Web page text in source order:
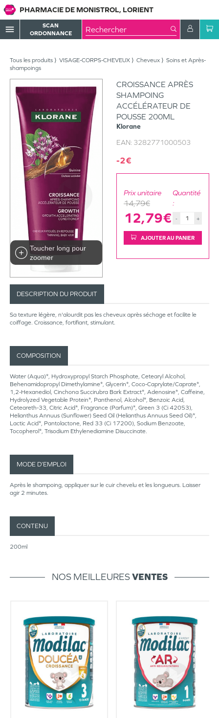
PHARMACIE DE MONISTROL, LORIENT
menu
SCAN
ORDONNANCE
Tous les produits VISAGE-CORPS-CHEVEUX Cheveux
Soins et Après-
shampoings
Toucher long pour
zoomer
CROISSANCE APRÈS
SHAMPOING
ACCÉLÉRATEUR DE
POUSSE 200ML
Klorane
EAN: 3282771000503
-2€
Prix unitaire
14,79€
12,79€
Quantité
:
- +
AJOUTER AU PANIER
DESCRIPTION DU PRODUIT
Sa texture légère, n'alourdit pas les cheveux après séchage et facilite le
coiffage. Croissance, fortifiant, stimulant.
COMPOSITION
Water (Aqua)*, Hydroxypropyl Starch Phosphate, Cetearyl Alcohol,
Behenamidopropyl Dimethylamine*, Glycerin*, Coco-Caprylate/Caprate*,
1,2-Hexanediol, Cinchona Succirubra Bark Extract*, Adenosine*, Caffeine,
Hydrolyzed Vegetable Protein*, Panthenol, Alcohol*, Benzoic Acid,
Ceteareth-33, Citric Acid*, Fragrance (Parfum)*, Green 3 (Ci 42053),
Helianthus Annuus (Sunflower) Seed Oil (Helianthus Annuus Seed Oil)*,
Lactic Acid*, Pantolactone, Red 33 (Ci 17200), Sodium Benzoate,
Tocopherol*, Trisodium Ethylenediamine Disuccinate.
MODE D’EMPLOI
Après le shampoing, appliquer sur le cuir chevelu et les longueurs. Laisser
agir 2 minutes.
CONTENU
200ml
NOS MEILLEURESVENTES